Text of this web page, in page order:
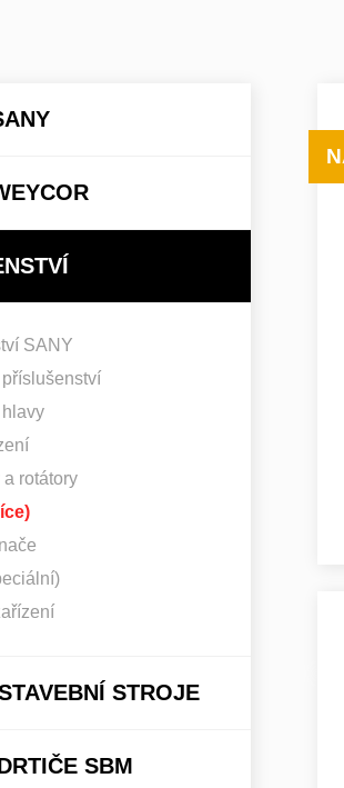
SANY
a rotátory
STROJE
SBM